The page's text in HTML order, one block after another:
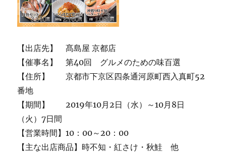
【出店先】 髙島屋 京都店
【催事名】 第40回 グルメのための味百選
【住所】 京都市下京区四条通河原町西入真町52
番地
【期間】 2019年10月2日（水）～10月8日
（火）7日間
【営業時間】10：00～20：00
【主な出店商品】時不知・紅さけ・秋鮭 他